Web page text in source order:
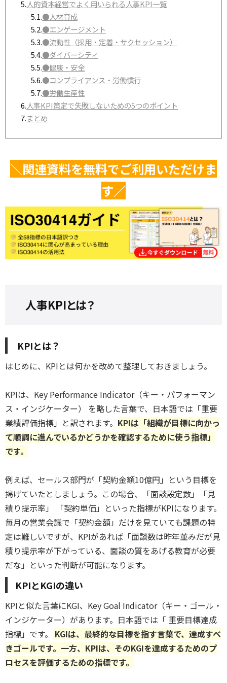
5.人的資本経営でよく用いられる人事KPI一覧
5.1.●人材育成
5.2.●エンゲージメント
5.3.●流動性（採用・定着・サクセッション）
5.4.●ダイバーシティ
5.5.●健康・安全
5.6.●コンプライアンス・労働慣行
5.7.●労働生産性
6.人事KPI策定で失敗しないための5つのポイント
7.まとめ
＼関連資料を無料でご利用いただけま
す／
人事KPIとは？
KPIとは？
はじめに、KPIとは何かを改めて整理しておきましょう。
KPIは、Key Performance Indicator（キー・パフォーマン
ス・インジケーター） を略した言葉で、日本語では「重要
業績評価指標」と訳されます。 KPIは「組織が目標に向かっ
て順調に進んでいるかどうかを確認するために使う指標」
です。
例えば、セールス部門が「契約金額10億円」という目標を
掲げていたとしましょう。この場合、「面談設定数」「見
積り提示率」 「契約単価」といった指標がKPIになります。
毎月の営業会議で「契約金額」だけを見ていても課題の特
定は難しいですが、KPIがあれば「面談数は昨年並みだが見
積り提示率が下がっている、面談の質をあげる教育が必要
だな」といった判断が可能になります。
KPIとKGIの違い
KPIと似た言葉にKGI、Key Goal Indicator（キー・ゴール・
インジケーター）があります。日本語では「 重要目標達成
指標」です。
KGIは、最終的な目標を指す言葉で、達成すべ
きゴールです。一方、KPIは、そのKGIを達成するためのプ
ロセスを評価するための指標です。